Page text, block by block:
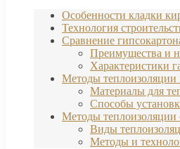
Особенности кладки
Технология
Сравнение
Преимущества и
Характеристики
Методы теплоизоляции
Материалы для
Способы
Методы
Виды
Методы и